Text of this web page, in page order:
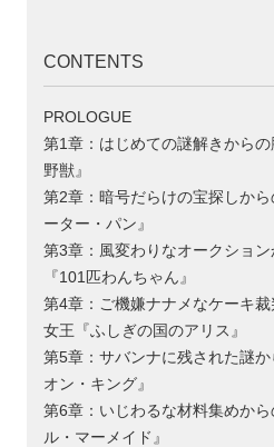
CONTENTS
PROLOGUE
第1章：はじめての謎解きから
野獣』
第2章：暗号だらけの宝探しか
ーター・パン』
第3章：風変わりなオークショ
『101匹わんちゃん』
第4章：ご機嫌ナナメなケーキ
女王『ふしぎの国のアリス』
第5章：サバンナに残された謎
オン・キング』
第6章：いじわるな材料集めか
ル・マーメイド』